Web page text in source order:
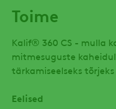
Toime
Kalif® 360 CS - mulla
mitmesuguste
tärkamiseelseks
Eelised